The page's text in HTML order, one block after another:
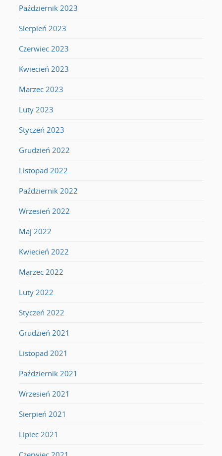
Październik 2023
Sierpień 2023
Czerwiec 2023
Kwiecień 2023
Marzec 2023
Luty 2023
Styczeń 2023
Grudzień 2022
Listopad 2022
Październik 2022
Wrzesień 2022
Maj 2022
Kwiecień 2022
Marzec 2022
Luty 2022
Styczeń 2022
Grudzień 2021
Listopad 2021
Październik 2021
Wrzesień 2021
Sierpień 2021
Lipiec 2021